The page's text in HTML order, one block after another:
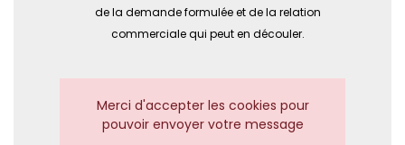
de la demande formulée et de la relation
commerciale qui peut en découler.
Merci d'accepter les cookies pour
pouvoir envoyer votre message